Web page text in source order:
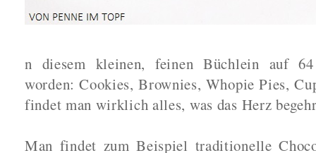
n diesem kleinen, feinen Büchlein auf 64
worden: Cookies, Brownies, Whopie Pies,
findet man wirklich alles, was das Herz
Man findet zum Beispiel traditionelle